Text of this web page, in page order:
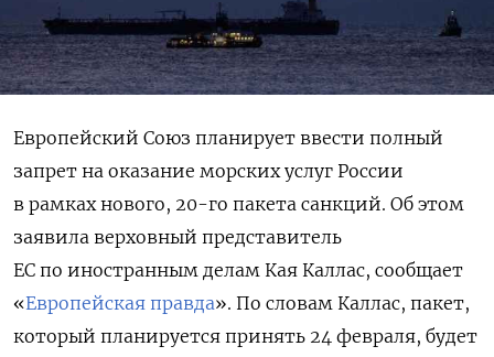
Европейский Союз планирует ввести полный
запрет на оказание морских услуг России
в рамках нового, 20-го пакета санкций. Об этом
заявила верховный представитель
ЕС по иностранным делам Кая Каллас, сообщает
«Европейская правда». По словам Каллас, пакет,
который планируется принять 24 февраля, будет